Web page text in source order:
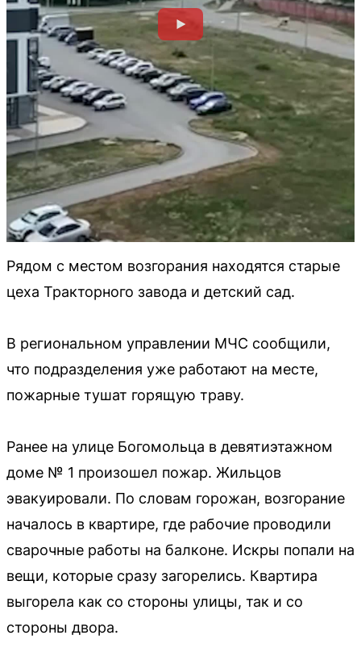
Рядом с местом возгорания находятся старые
цеха Тракторного завода и детский сад.
В региональном управлении МЧС сообщили,
что подразделения уже работают на месте,
пожарные тушат горящую траву.
Ранее на улице Богомольца в девятиэтажном
доме № 1 произошел пожар. Жильцов
эвакуировали. По словам горожан, возгорание
началось в квартире, где рабочие проводили
сварочные работы на балконе. Искры попали на
вещи, которые сразу загорелись. Квартира
выгорела как со стороны улицы, так и со
стороны двора.